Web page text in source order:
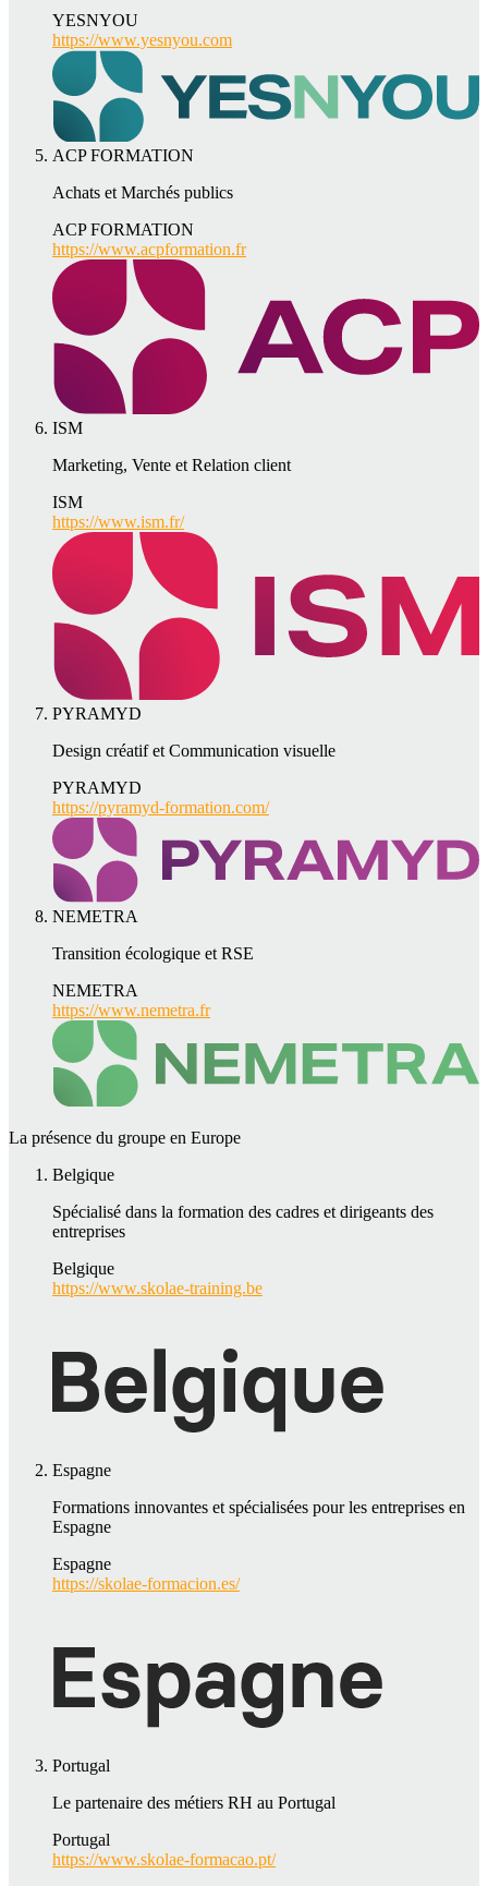
YESNYOU
https://www.yesnyou.com
ACP FORMATION
Achats et Marchés publics
ACP FORMATION
https://www.acpformation.fr
ISM
Marketing, Vente et Relation client
ISM
https://www.ism.fr/
PYRAMYD
Design créatif et Communication visuelle
PYRAMYD
https://pyramyd-formation.com/
NEMETRA
Transition écologique et RSE
NEMETRA
https://www.nemetra.fr
La présence du groupe en Europe
Belgique
Spécialisé dans la formation des cadres et dirigeants des
entreprises
Belgique
https://www.skolae-training.be
Espagne
Formations innovantes et spécialisées pour les entreprises en
Espagne
Espagne
https://skolae-formacion.es/
Portugal
Le partenaire des métiers RH au Portugal
Portugal
https://www.skolae-formacao.pt/